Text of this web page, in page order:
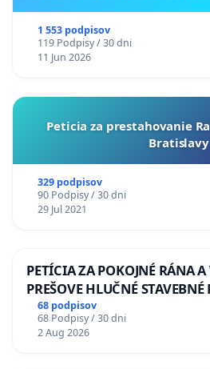
1 553 podpisov
119 Podpisy / 30 dni
11 Jun 2026
Peticia za prestahovanie
Bratislavy
329 podpisov
90 Podpisy / 30 dni
29 Jul 2021
PETÍCIA ZA POKOJNÉ RÁNA
PREŠOVE HLUČNÉ
LEN OD 9.00 DO 13.00 HOD.,
TÝŽDEŇ CIEĽ 8.00 – 18.00
KONTROLA STAVBY C-AREA NA
68 podpisov
68 Podpisy / 30 dni
2 Aug 2026